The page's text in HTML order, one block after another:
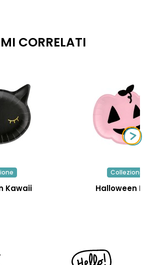
CORRELATI
Kawaii
Collezione
Halloween